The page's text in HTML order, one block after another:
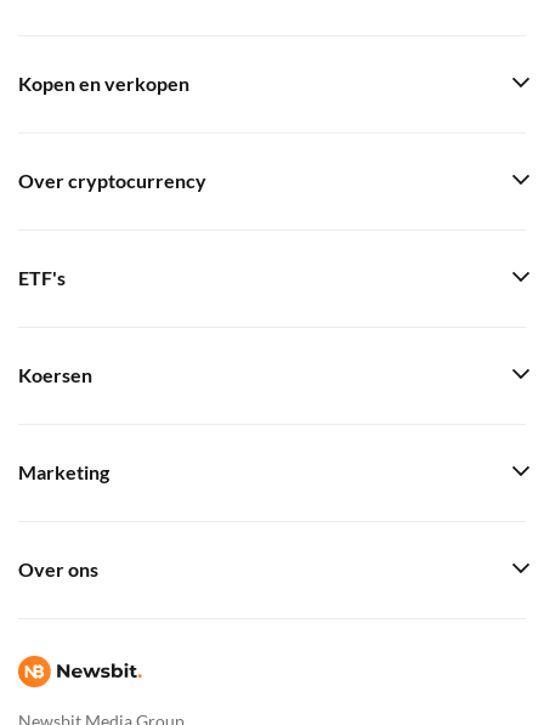
Newsbit Media Group
Kopen en verkopen
Over cryptocurrency
ETF's
Koersen
Marketing
Over ons